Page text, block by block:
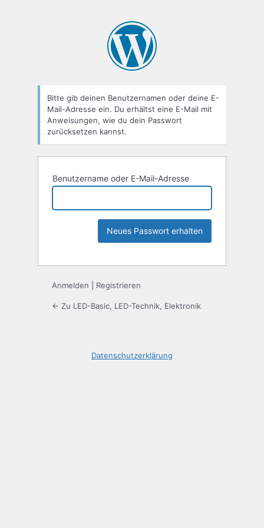
Bitte gib deinen Benutzernamen oder deine E-
Mail-Adresse ein. Du erhältst eine E-Mail mit
Anweisungen, wie du dein Passwort
zurücksetzen kannst.
Benutzername oder E-Mail-Adresse
Anmelden Registrieren
← Zu LED-Basic, LED-Technik, Elektronik
Datenschutzerklärung